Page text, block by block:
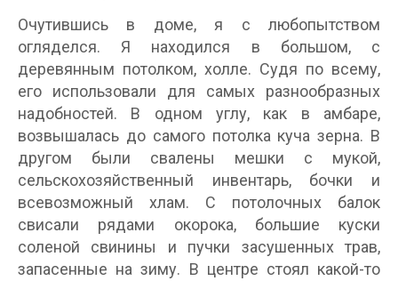
Очутившись в доме, я с любопытством
огляделся. Я находился в большом, с
деревянным потолком, холле. Судя по всему,
его использовали для самых разнообразных
надобностей. В одном углу, как в амбаре,
возвышалась до самого потолка куча зерна. В
другом были свалены мешки с мукой,
сельскохозяйственный инвентарь, бочки и
всевозможный хлам. С потолочных балок
свисали рядами окорока, большие куски
соленой свинины и пучки засушенных трав,
запасенные на зиму. В центре стоял какой-то